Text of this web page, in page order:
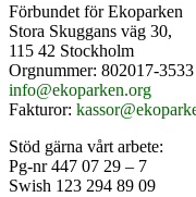
Footer
Förbundet för Ekoparken
Stora Skuggans väg 30,
115 42 Stockholm
Orgnummer: 802017-3533
info@ekoparken.org
Fakturor:
Stöd gärna vårt arbete:
Pg-nr 447 07 29 – 7
Swish 123 294 89 09